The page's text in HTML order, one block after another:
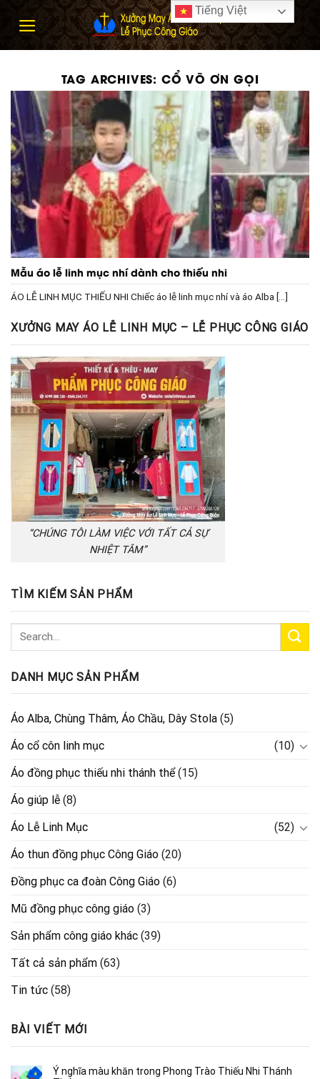
TAG ARCHIVES: CỔ VÕ ƠN GỌI
Mẫu áo lễ linh mục nhí dành cho thiếu nhi
ÁO LỄ LINH MỤC THIẾU NHI Chiếc áo lễ linh mục nhí và áo Alba [...]
XƯỞNG MAY ÁO LỄ LINH MỤC – LỄ PHỤC CÔNG GIÁO
“CHÚNG TÔI LÀM VIỆC VỚI TẤT CẢ SỰ
NHIỆT TÂM”
TÌM KIẾM SẢN PHẨM
DANH MỤC SẢN PHẨM
Áo Alba, Chùng Thâm, Áo Chầu, Dây Stola (5)
Áo cổ côn linh mục
(10)
Áo đồng phục thiếu nhi thánh thể(15)
Áo giúp lễ (8)
Áo Lễ Linh Mục
(52)
Áo thun đồng phục Công Giáo (20)
Đồng phục ca đoàn Công Giáo (6)
Mũ đồng phục công giáo (3)
Sản phẩm công giáo khác (39)
Tất cả sản phẩm (63)
Tin tức (58)
BÀI VIẾT MỚI
Ý nghĩa màu khăn trong Phong Trào Thiếu Nhi Thánh
Tiếng Việt